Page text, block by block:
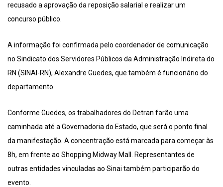
recusado a aprovação da reposição salarial e realizar um
concurso público.
A informação foi confirmada pelo coordenador de comunicação
no Sindicato dos Servidores Públicos da Administração Indireta do
RN (SINAI-RN), Alexandre Guedes, que também é funcionário do
departamento.
Conforme Guedes, os trabalhadores do Detran farão uma
caminhada até a Governadoria do Estado, que será o ponto final
da manifestação. A concentração está marcada para começar às
8h, em frente ao Shopping Midway Mall. Representantes de
outras entidades vinculadas ao Sinai também participarão do
evento.